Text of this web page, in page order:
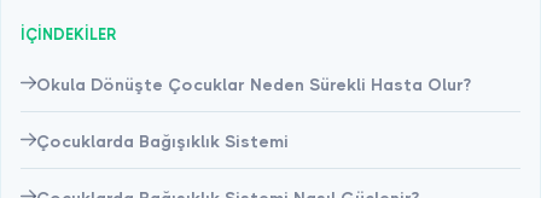
İÇİNDEKİLER
Okula Dönüşte Çocuklar Neden Sürekli Hasta Olur?
Çocuklarda Bağışıklık Sistemi